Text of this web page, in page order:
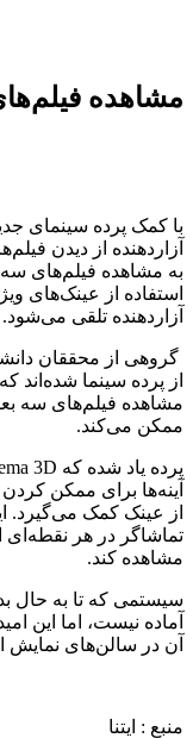
مشاهده
با کمک پرده سینمای
آزاردهنده از دیدن
به مشاهده فیلم‌های
استفاده از عینک‌های
آزاردهنده تلقی می‌شود.
گروهی از محققان
از پرده سینما
مشاهده فیلم‌های سه
ممکن می‌کند.
آینه‌ها برای ممکن
از عینک کمک می‌گیرد.
تماشاگر در هر نقطه‌ای
مشاهده کند.
سیستمی که تا به حال
آماده نیست، اما این
آن در سالن‌های نمایش
منبع : ایتنا